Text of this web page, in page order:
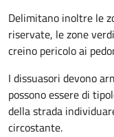
Delimitano inoltre le
riservate, le zone
creino pericolo ai
I dissuasori devono
possono essere di
della strada
circostante.